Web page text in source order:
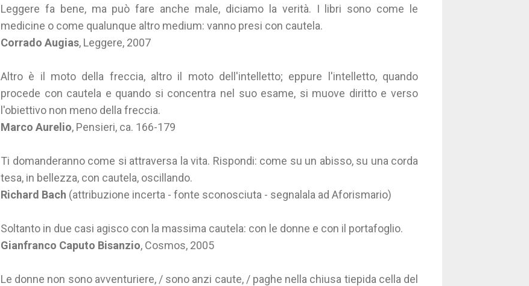
Leggere fa bene, ma può fare anche male, diciamo la verità. I libri sono come le
medicine o come qualunque altro medium: vanno presi con cautela.
Corrado Augias, Leggere, 2007
Altro è il moto della freccia, altro il moto dell'intelletto; eppure l'intelletto, quando
procede con cautela e quando si concentra nel suo esame, si muove diritto e verso
l'obiettivo non meno della freccia.
Marco Aurelio, Pensieri, ca. 166-179
Ti domanderanno come si attraversa la vita. Rispondi: come su un abisso, su una corda
tesa, in bellezza, con cautela, oscillando.
Richard Bach (attribuzione incerta - fonte sconosciuta - segnalala ad Aforismario)
Soltanto in due casi agisco con la massima cautela: con le donne e con il portafoglio.
Gianfranco Caputo Bisanzio, Cosmos, 2005
Le donne non sono avventuriere, / sono anzi caute, / paghe nella chiusa tiepida cella del